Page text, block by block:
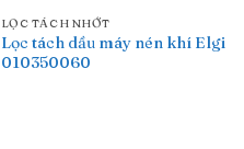
LỌC TÁCH NHỚT
Lọc tách dầu máy nén khí Elgi
010350060